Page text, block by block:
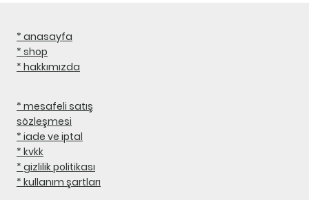
* anasayfa
* shop
* hakkımızda
* mesafeli satış
sözleşmesi
* iade ve iptal
* kvkk
* gizlilik politikası
* kullanım şartları